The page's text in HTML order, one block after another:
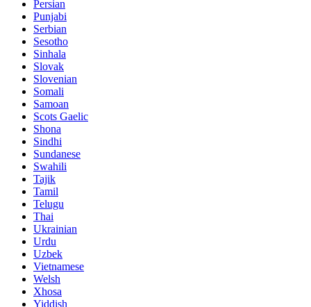
Persian
Punjabi
Serbian
Sesotho
Sinhala
Slovak
Slovenian
Somali
Samoan
Scots Gaelic
Shona
Sindhi
Sundanese
Swahili
Tajik
Tamil
Telugu
Thai
Ukrainian
Urdu
Uzbek
Vietnamese
Welsh
Xhosa
Yiddish